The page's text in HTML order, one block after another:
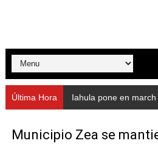
Nevado Gas optimiza
Balance semestral impulsa
Plan Vacacional Comunitario
Alcaldía del Municipio
Última Hora Iahula pone en marcha
Municipio Zea se